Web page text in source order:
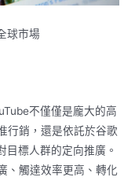
球市場
不僅僅是龐大的高
行銷，還是依託於谷歌
目標人群的定向推廣。
、觸達效率更高、轉化